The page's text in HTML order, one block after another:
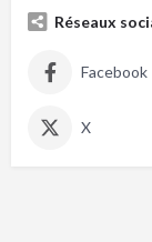
Réseaux
Facebook
X